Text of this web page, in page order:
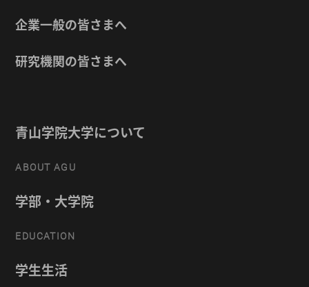
企業一般の皆さまへ
研究機関の皆さまへ
青山学院大学について
ABOUT AGU
学部・大学院
EDUCATION
学生生活